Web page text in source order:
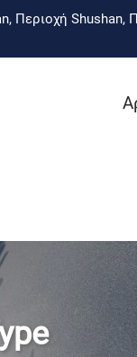
Περιοχή Shushan,